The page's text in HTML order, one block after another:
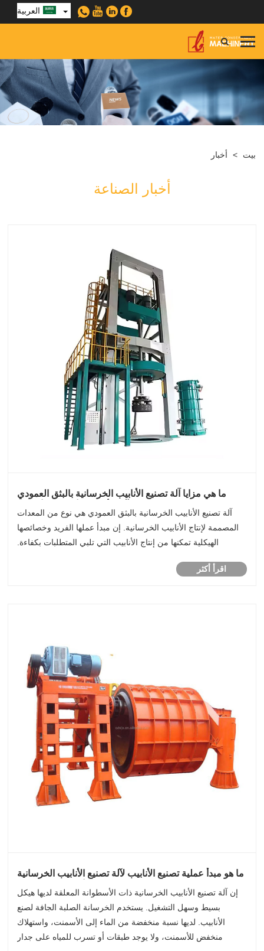
العربية
بيت > أخبار
أخبار الصناعة
ما هي مزايا آلة تصنيع الأنابيب الخرسانية بالبثق العمودي
آلة تصنيع الأنابيب الخرسانية بالبثق العمودي هي نوع من المعدات
المصممة لإنتاج الأنابيب الخرسانية. إن مبدأ عملها الفريد وخصائصها
الهيكلية تمكنها من إنتاج الأنابيب التي تلبي المتطلبات بكفاءة.
اقرأ أكثر
ما هو مبدأ عملية تصنيع الأنابيب لآلة تصنيع الأنابيب الخرسانية
إن آلة تصنيع الأنابيب الخرسانية ذات الأسطوانة المعلقة لديها هيكل
بسيط وسهل التشغيل. يستخدم الخرسانة الصلبة الجافة لصنع
الأنابيب. لديها نسبة منخفضة من الماء إلى الأسمنت، واستهلاك
منخفض للأسمنت، ولا يوجد طبقات أو تسرب للمياه على جدار